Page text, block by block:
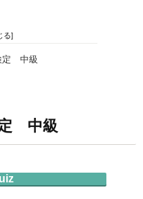
定 中級
中級